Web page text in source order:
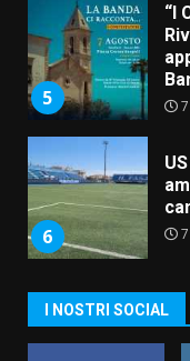
5
“I
7
6 7
I NOSTRI SOCIAL